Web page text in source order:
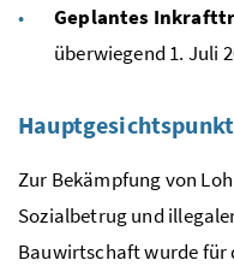
Geplantes
überwiegend 1. Juli
Zur Bekämpfung von
Sozialbetrug und
Bauwirtschaft wurde